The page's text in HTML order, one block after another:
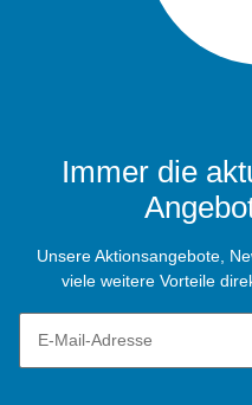
Immer die
Unsere Aktionsangebote,
viele weitere Vorteile